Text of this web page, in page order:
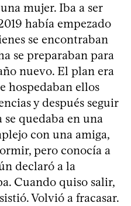
mujer. Iba a ser
había empezado
se encontraban
se preparaban para
nuevo. El plan era
hospedaban ellos
y después seguir
quedaba en una
con una amiga,
pero conocía a
declaró a la
Cuando quiso salir,
Volvió a fracasar.